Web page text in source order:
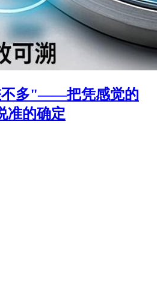
不多"——把凭感觉的
准的确定